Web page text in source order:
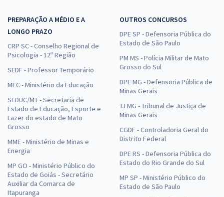
PREPARAÇÃO A MÉDIO E A
LONGO PRAZO
CRP SC - Conselho Regional de
Psicologia - 12ª Região
SEDF - Professor Temporário
MEC - Ministério da Educação
SEDUC/MT - Secretaria de
Estado de Educação, Esporte e
Lazer do estado de Mato
Grosso
MME - Ministério de Minas e
Energia
MP GO - Ministério Público do
Estado de Goiás - Secretário
Auxiliar da Comarca de
Itapuranga
OUTROS CONCURSOS
DPE SP - Defensoria Pública do
Estado de São Paulo
PM MS - Polícia Militar de Mato
Grosso do Sul
DPE MG - Defensoria Pública de
Minas Gerais
TJ MG - Tribunal de Justiça de
Minas Gerais
CGDF - Controladoria Geral do
Distrito Federal
DPE RS - Defensoria Pública do
Estado do Rio Grande do Sul
MP SP - Ministério Público do
Estado de São Paulo